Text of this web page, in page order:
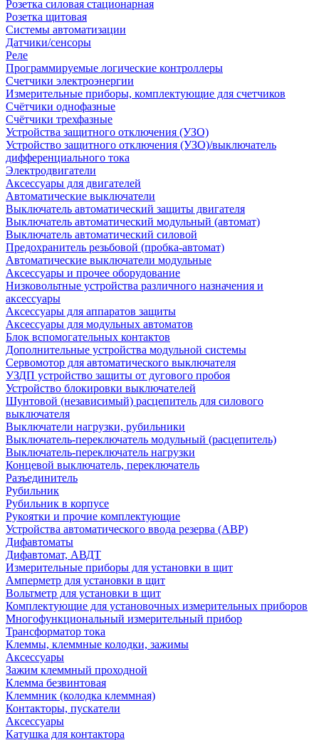
Розетка силовая стационарная
Розетка щитовая
Системы автоматизации
Датчики/сенсоры
Реле
Программируемые логические контроллеры
Счетчики электроэнергии
Измерительные приборы, комплектующие для счетчиков
Счётчики однофазные
Счётчики трехфазные
Устройства защитного отключения (УЗО)
Устройство защитного отключения (УЗО)/выключатель
дифференциального тока
Электродвигатели
Аксессуары для двигателей
Автоматические выключатели
Выключатель автоматический защиты двигателя
Выключатель автоматический модульный (автомат)
Выключатель автоматический силовой
Предохранитель резьбовой (пробка-автомат)
Автоматические выключатели модульные
Аксессуары и прочее оборудование
Низковольтные устройства различного назначения и
аксессуары
Аксессуары для аппаратов защиты
Аксессуары для модульных автоматов
Блок вспомогательных контактов
Дополнительные устройства модульной системы
Сервомотор для автоматического выключателя
УЗДП устройство защиты от дугового пробоя
Устройство блокировки выключателей
Шунтовой (независимый) расцепитель для силового
выключателя
Выключатели нагрузки, рубильники
Выключатель-переключатель модульный (расцепитель)
Выключатель-переключатель нагрузки
Концевой выключатель, переключатель
Разъединитель
Рубильник
Рубильник в корпусе
Рукоятки и прочие комплектующие
Устройства автоматического ввода резерва (АВР)
Дифавтоматы
Дифавтомат, АВДТ
Измерительные приборы для установки в щит
Амперметр для установки в щит
Вольтметр для установки в щит
Комплектующие для установочных измерительных приборов
Многофункциональный измерительный прибор
Трансформатор тока
Клеммы, клеммные колодки, зажимы
Аксессуары
Зажим клеммный проходной
Клемма безвинтовая
Клеммник (колодка клеммная)
Контакторы, пускатели
Аксессуары
Катушка для контактора